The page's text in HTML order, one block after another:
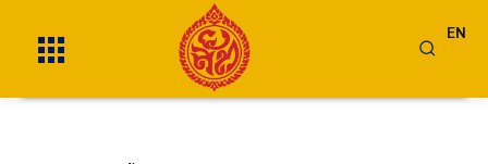
EN